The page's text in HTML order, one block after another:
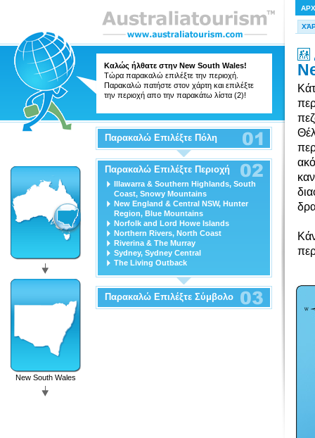
Καλώς ήλθατε στην New South Wales!
Τώρα παρακαλώ επιλέξτε την περιοχή.
Παρακαλώ πατήστε στον χάρτη και επιλέξτε
την περιοχή απο την παρακάτω λίστα (2)!
New South Wales
Παρακαλώ Επιλέξτε Πόλη
Παρακαλώ Επιλέξτε Περιοχή
Illawarra & Southern Highlands, South
Coast, Snowy Mountains
New England & Central NSW, Hunter
Region, Blue Mountains
Norfolk and Lord Howe Islands
Northern Rivers, North Coast
Riverina & The Murray
Sydney, Sydney Central
The Living Outback
Παρακαλώ Επιλέξτε Σύμβολο